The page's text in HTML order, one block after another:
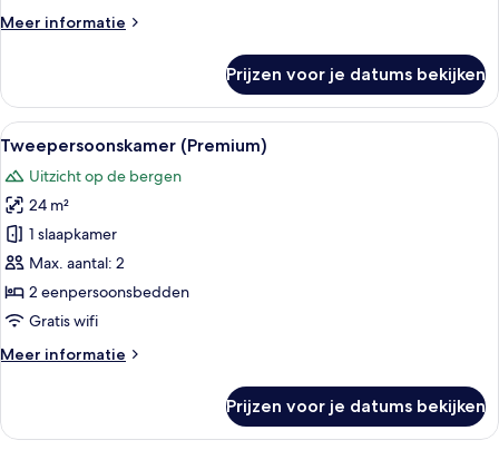
Meer informatie
Meer
(Standard
Nova)
Prijzen voor je datums bekijken
Alle
foto's
voor
Tweepersoonskamer
(Premium)
laden
Een hotelkamer met een net
14
Tweepersoonskamer (Premium)
Uitzicht op de bergen
24 m²
1 slaapkamer
Max. aantal: 2
2 eenpersoonsbedden
Gratis wifi
Meer informatie
Meer
(Premium)
Prijzen voor je datums bekijken